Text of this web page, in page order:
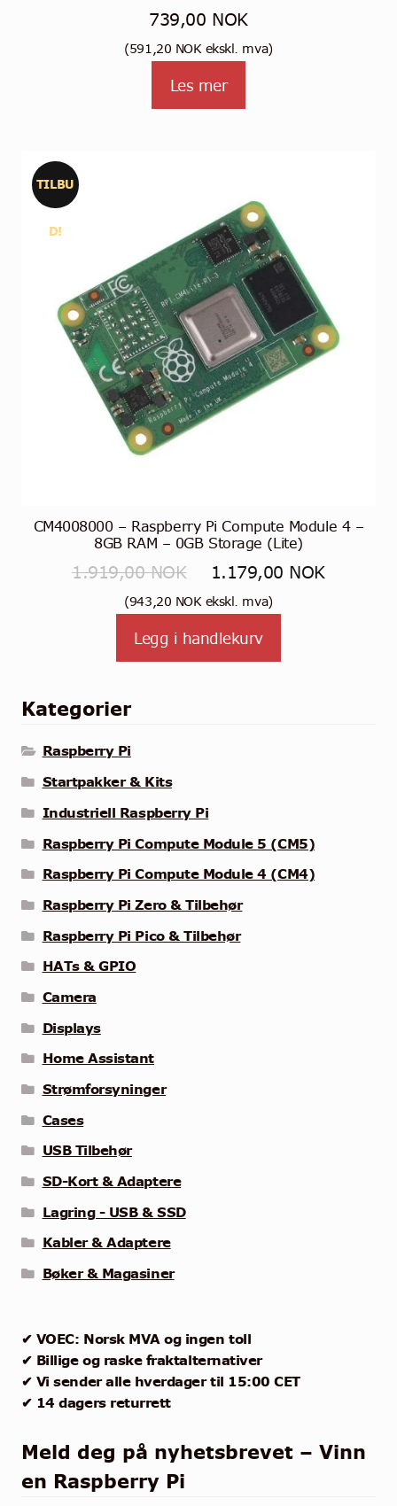
739,00 NOK
(591,20 NOKekskl. mva)
Les mer
CM4008000 – Raspberry Pi Compute Module 4 –
8GB RAM – 0GB Storage (Lite)
TILBU
D!
1.919,00NOK
Opprinnelig
pris
var:
1.179,00 NOK
(943,20 NOKekskl. mva)
Legg i handlekurv
Kategorier
Raspberry Pi
Startpakker & Kits
Industriell Raspberry Pi
Raspberry Pi Compute Module 5 (CM5)
Raspberry Pi Compute Module 4 (CM4)
Raspberry Pi Zero & Tilbehør
Raspberry Pi Pico & Tilbehør
HATs & GPIO
Camera
Displays
Home Assistant
Strømforsyninger
Cases
USB Tilbehør
SD-Kort & Adaptere
Lagring - USB & SSD
Kabler & Adaptere
Bøker & Magasiner
✔ VOEC: Norsk MVA og ingen toll
✔ Billige og raske fraktalternativer
✔ Vi sender alle hverdager til 15:00 CET
✔ 14 dagers returrett
Meld deg på nyhetsbrevet – Vinn
en Raspberry Pi